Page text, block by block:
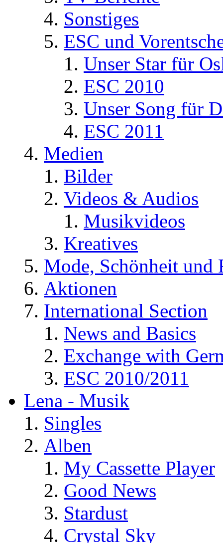
Sonstiges
ESC und
Unser Star für
ESC 2010
Unser Song für
ESC 2011
Medien
Bilder
Videos & Audios
Musikvideos
Kreatives
Mode, Schönheit und
Aktionen
International Section
News and Basics
Exchange with
ESC 2010/2011
Lena - Musik
Singles
Alben
My Cassette Player
Good News
Stardust
Crystal Sky